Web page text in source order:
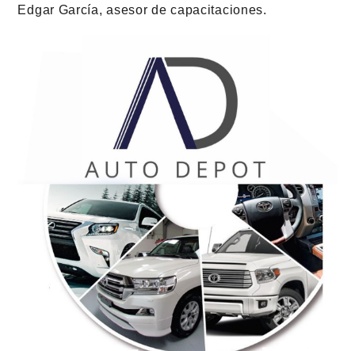
Edgar García, asesor de capacitaciones.